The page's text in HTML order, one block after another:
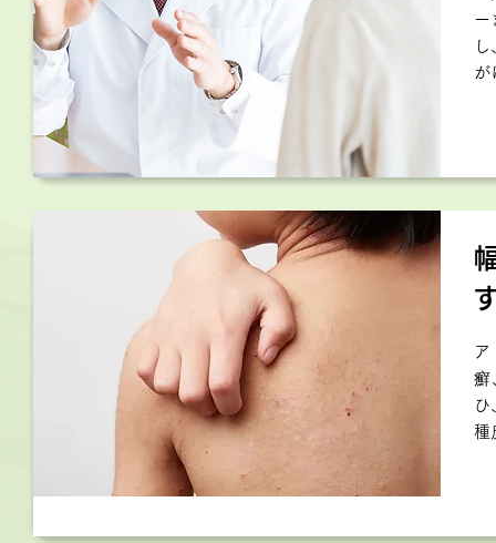
ー
が
ア
癬
ひ
種